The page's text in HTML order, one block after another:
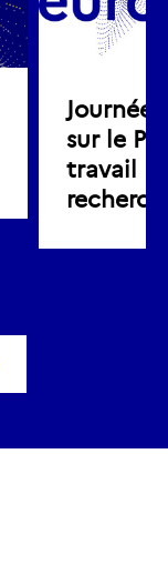
Journée
sur le
travail